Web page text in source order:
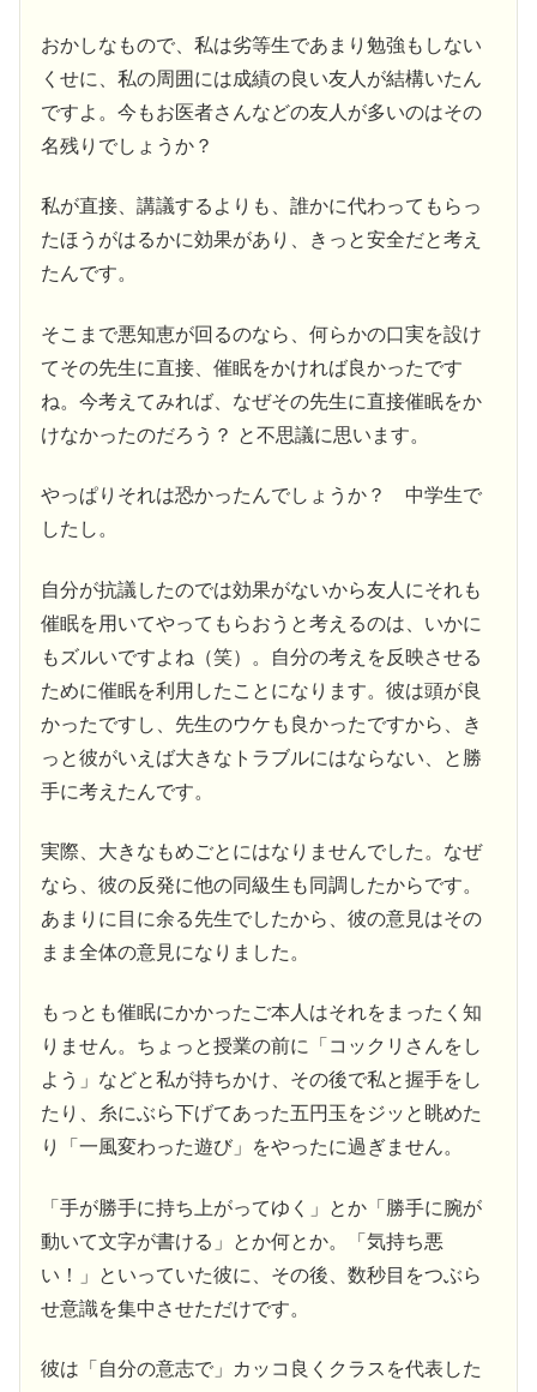
おかしなもので、私は劣等生であまり勉強もしない
くせに、私の周囲には成績の良い友人が結構いたん
ですよ。今もお医者さんなどの友人が多いのはその
名残りでしょうか？
私が直接、講議するよりも、誰かに代わってもらっ
たほうがはるかに効果があり、きっと安全だと考え
たんです。
そこまで悪知恵が回るのなら、何らかの口実を設け
てその先生に直接、催眠をかければ良かったです
ね。今考えてみれば、なぜその先生に直接催眠をか
けなかったのだろう？ と不思議に思います。
やっぱりそれは恐かったんでしょうか？ 中学生で
したし。
自分が抗議したのでは効果がないから友人にそれも
催眠を用いてやってもらおうと考えるのは、いかに
もズルいですよね（笑）。自分の考えを反映させる
ために催眠を利用したことになります。彼は頭が良
かったですし、先生のウケも良かったですから、き
っと彼がいえば大きなトラブルにはならない、と勝
手に考えたんです。
実際、大きなもめごとにはなりませんでした。なぜ
なら、彼の反発に他の同級生も同調したからです。
あまりに目に余る先生でしたから、彼の意見はその
まま全体の意見になりました。
もっとも催眠にかかったご本人はそれをまったく知
りません。ちょっと授業の前に「コックリさんをし
よう」などと私が持ちかけ、その後で私と握手をし
たり、糸にぶら下げてあった五円玉をジッと眺めた
り「一風変わった遊び」をやったに過ぎません。
「手が勝手に持ち上がってゆく」とか「勝手に腕が
動いて文字が書ける」とか何とか。「気持ち悪
い！」といっていた彼に、その後、数秒目をつぶら
せ意識を集中させただけです。
彼は「自分の意志で」カッコ良くクラスを代表した